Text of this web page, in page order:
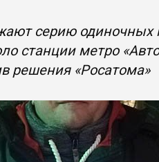
серию одиночных
станции метро
решения «Росатома»